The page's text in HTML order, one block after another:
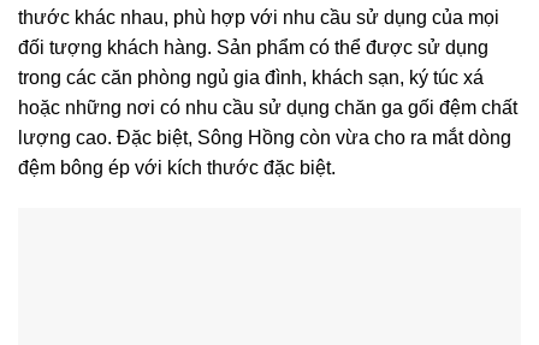
thước khác nhau, phù hợp với nhu cầu sử dụng của mọi
đối tượng khách hàng. Sản phẩm có thể được sử dụng
trong các căn phòng ngủ gia đình, khách sạn, ký túc xá
hoặc những nơi có nhu cầu sử dụng chăn ga gối đệm chất
lượng cao. Đặc biệt, Sông Hồng còn vừa cho ra mắt dòng
đệm bông ép với kích thước đặc biệt.